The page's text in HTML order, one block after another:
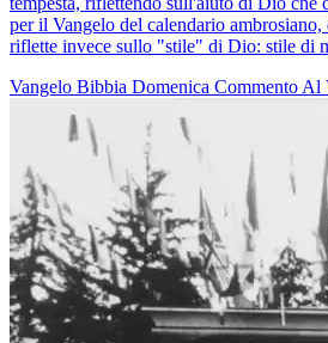
per il Vangelo del calendario
riflette invece sullo "stile" di Dio: stile di
Vangelo Bibbia Domenica Commento Al